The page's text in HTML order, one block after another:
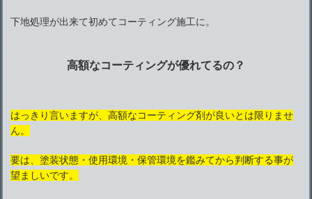
下地処理が出来て初めてコーティング施工に。
高額なコーティングが優れてるの？
はっきり言いますが、高額なコーティング剤が良いとは限りませ
ん。
要は、塗装状態・使用環境・保管環境を鑑みてから判断する事が
望ましいです。